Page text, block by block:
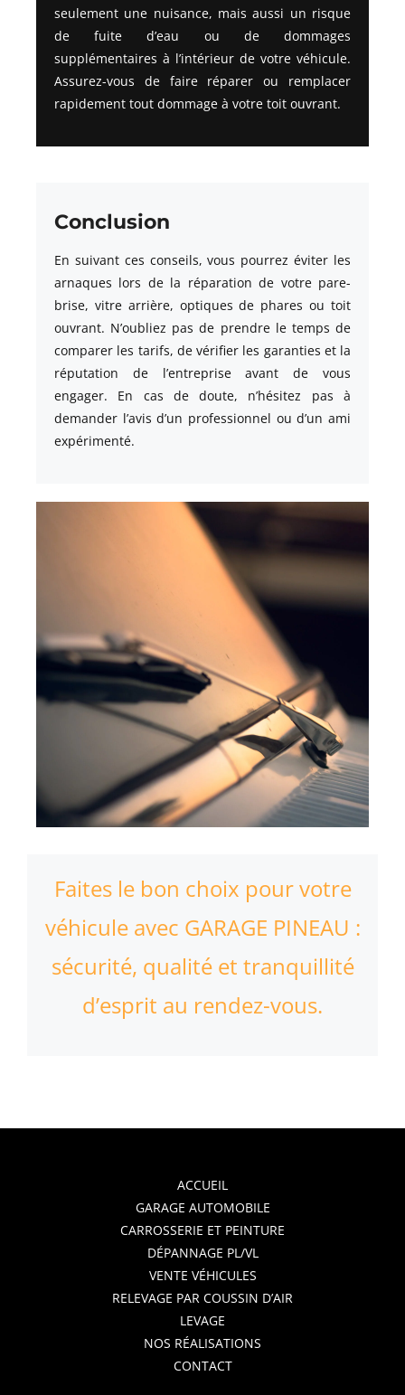
seulement une nuisance, mais aussi un risque
de fuite d’eau ou de dommages
supplémentaires à l’intérieur de votre véhicule.
Assurez-vous de faire réparer ou remplacer
rapidement tout dommage à votre toit ouvrant.
Conclusion
En suivant ces conseils, vous pourrez éviter les
arnaques lors de la réparation de votre pare-
brise, vitre arrière, optiques de phares ou toit
ouvrant. N’oubliez pas de prendre le temps de
comparer les tarifs, de vérifier les garanties et la
réputation de l’entreprise avant de vous
engager. En cas de doute, n’hésitez pas à
demander l’avis d’un professionnel ou d’un ami
expérimenté.
Faites le bon choix pour votre
véhicule avec GARAGE PINEAU :
sécurité, qualité et tranquillité
d’esprit au rendez-vous.
ACCUEIL
GARAGE AUTOMOBILE
CARROSSERIE ET PEINTURE
DÉPANNAGE PL/VL
VENTE VÉHICULES
RELEVAGE PAR COUSSIN D’AIR
LEVAGE
NOS RÉALISATIONS
CONTACT